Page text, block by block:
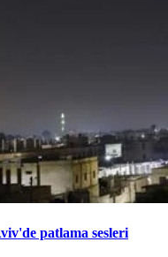
patlama sesleri